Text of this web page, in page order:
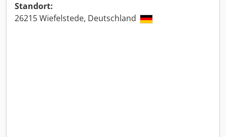
Standort:
26215 Wiefelstede, Deutschland